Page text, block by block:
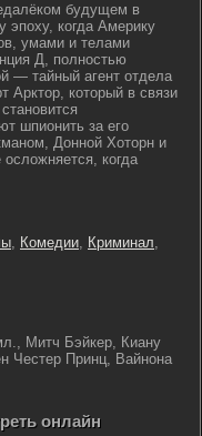
будущем в
когда Америку
умами и телами
Д, полностью
— тайный агент отдела
Арктор, который в связи
шпионить за его
Донной Хоторн и
когда
, Комедии, Криминал,
Митч Бэйкер, Киану
Честер Принц, Вайнона
онлайн